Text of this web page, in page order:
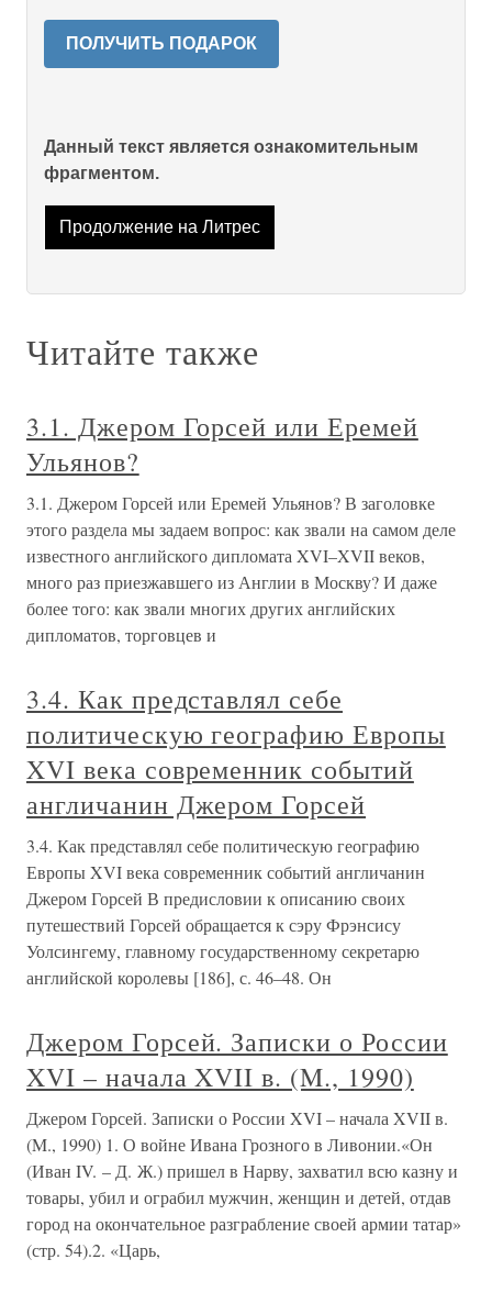
ПОЛУЧИТЬ ПОДАРОК
Данный текст является ознакомительным
фрагментом.
Продолжение на Литрес
Читайте также
3.1. Джером Горсей или Еремей
Ульянов?
3.1. Джером Горсей или Еремей Ульянов? В заголовке
этого раздела мы задаем вопрос: как звали на самом деле
известного английского дипломата XVI–XVII веков,
много раз приезжавшего из Англии в Москву? И даже
более того: как звали многих других английских
дипломатов, торговцев и
3.4. Как представлял себе
политическую географию Европы
XVI века современник событий
англичанин Джером Горсей
3.4. Как представлял себе политическую географию
Европы XVI века современник событий англичанин
Джером Горсей В предисловии к описанию своих
путешествий Горсей обращается к сэру Фрэнсису
Уолсингему, главному государственному секретарю
английской королевы [186], с. 46–48. Он
Джером Горсей. Записки о России
XVI – начала XVII в. (M., 1990)
Джером Горсей. Записки о России XVI – начала XVII в.
(M., 1990) 1. О войне Ивана Грозного в Ливонии.«Он
(Иван IV. – Д. Ж.) пришел в Нарву, захватил всю казну и
товары, убил и ограбил мужчин, женщин и детей, отдав
город на окончательное разграбление своей армии татар»
(стр. 54).2. «Царь,